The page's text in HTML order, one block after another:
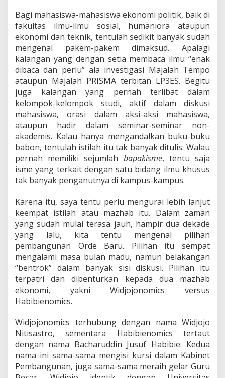
Bagi mahasiswa-mahasiswa ekonomi politik, baik di
fakultas ilmu-ilmu sosial, humaniora ataupun
ekonomi dan teknik, tentulah sedikit banyak sudah
mengenal pakem-pakem dimaksud. Apalagi
kalangan yang dengan setia membaca ilmu “enak
dibaca dan perlu” ala investigasi Majalah Tempo
ataupun Majalah PRISMA terbitan LP3ES. Begitu
juga kalangan yang pernah terlibat dalam
kelompok-kelompok studi, aktif dalam diskusi
mahasiswa, orasi dalam aksi-aksi mahasiswa,
ataupun hadir dalam seminar-seminar non-
akademis. Kalau hanya mengandalkan buku-buku
babon, tentulah istilah itu tak banyak ditulis. Walau
pernah memiliki sejumlah bapakisme, tentu saja
isme yang terkait dengan satu bidang ilmu khusus
tak banyak penganutnya di kampus-kampus.
Karena itu, saya tentu perlu mengurai lebih lanjut
keempat istilah atau mazhab itu. Dalam zaman
yang sudah mulai terasa jauh, hampir dua dekade
yang lalu, kita tentu mengenal pilihan
pembangunan Orde Baru. Pilihan itu sempat
mengalami masa bulan madu, namun belakangan
“bentrok” dalam banyak sisi diskusi. Pilihan itu
terpatri dan dibenturkan kepada dua mazhab
ekonomi, yakni Widjojonomics versus
Habibienomics.
Widjojonomics terhubung dengan nama Widjojo
Nitisastro, sementara Habibienomics tertaut
dengan nama Bacharuddin Jusuf Habibie. Kedua
nama ini sama-sama mengisi kursi dalam Kabinet
Pembangunan, juga sama-sama meraih gelar Guru